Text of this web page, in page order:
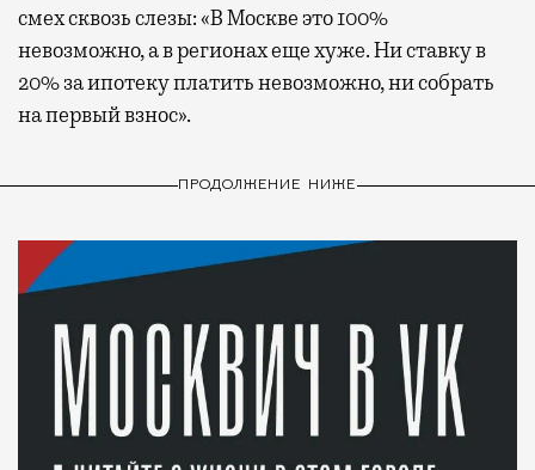
смех сквозь слезы: «В Москве это 100%
невозможно, а в регионах еще хуже. Ни ставку в
20% за ипотеку платить невозможно, ни собрать
на первый взнос».
ПРОДОЛЖЕНИЕ НИЖЕ